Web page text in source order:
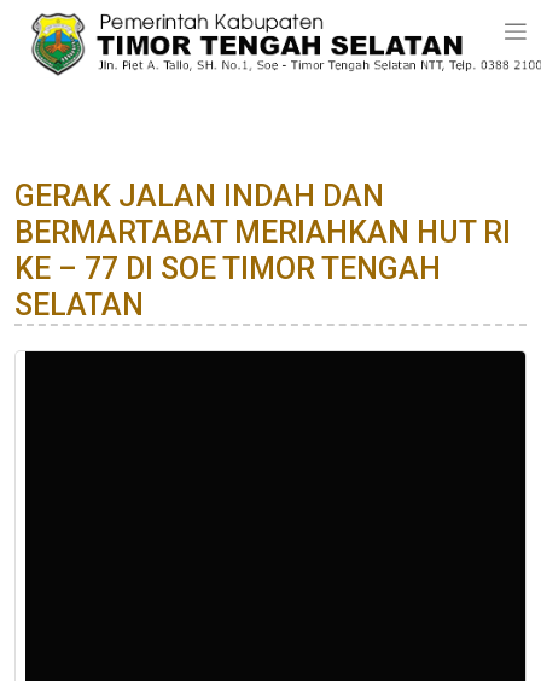
GERAK JALAN INDAH DAN
BERMARTABAT MERIAHKAN HUT RI
KE – 77 DI SOE TIMOR TENGAH
SELATAN